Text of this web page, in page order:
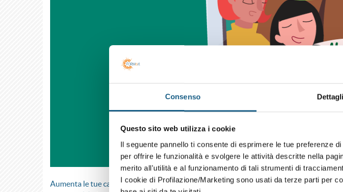
Consenso Dettagli
Questo sito web utilizza i cookie
Il seguente pannello ti consente di esprimere le tue preferenze
per offrire le funzionalità e svolgere le attività descritte nella
merito all'utilità e al funzionamento di tali strumenti di
I cookie di Profilazione/Marketing sono usati da terze parti per
Aumenta le tue capacità e le tue competenze digitali. Con i corsi gratuiti da 32 e 48